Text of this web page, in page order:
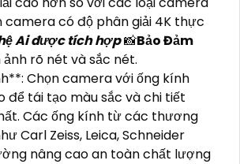
camera có độ phân giải 4K thực
Ai được tích hợp📸Bảo Đảm
rõ nét và sắc nét.
Chọn camera với ống kính
để tái tạo màu sắc và chi tiết
Các ống kính từ các thương
Carl Zeiss, Leica, Schneider
nâng cao an toàn chất lượng